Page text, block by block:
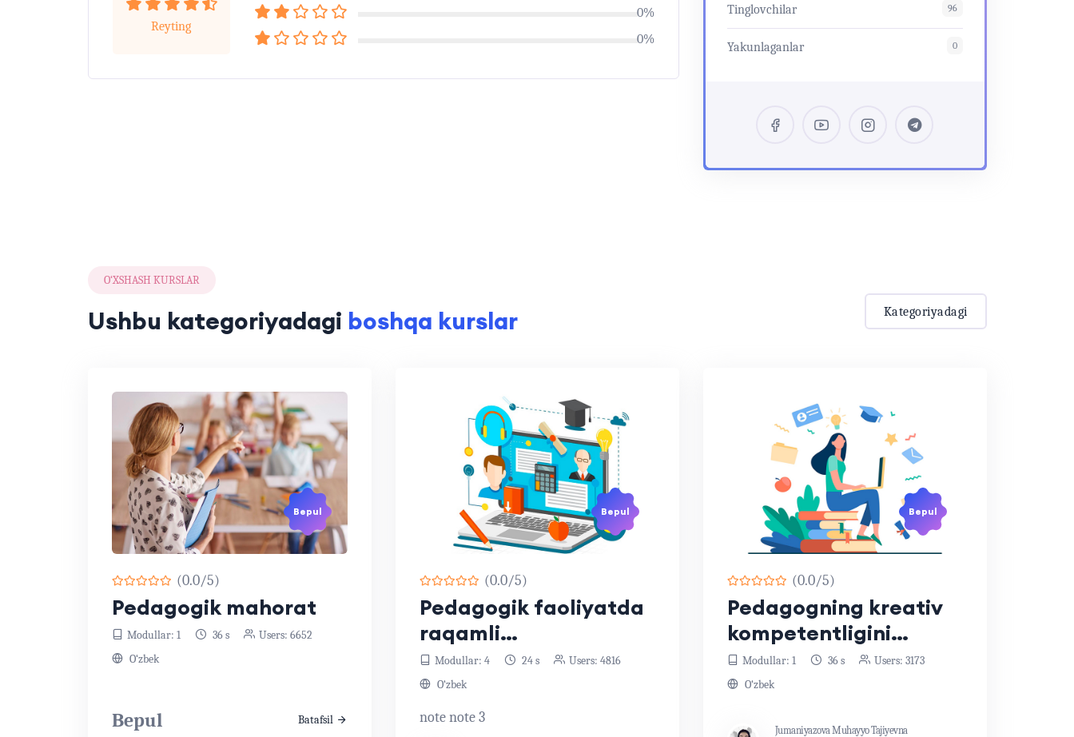
Reyting
0%
0%
Tinglovchilar 96
Yakunlaganlar 0
O‘XSHASH KURSLAR
Ushbu kategoriyadagi boshqa kurslar Kategoriyadagi
Bepul
(0.0/5)
Pedagogik mahorat
Modullar: 1 36 s
Users: 6652
O‘zbek
Bepul Batafsil
Bepul
(0.0/5)
Pedagogik faoliyatda
raqamli
kompetensiyalar
Modullar: 4 24 s
Users: 4816
O‘zbek
note note 3
Bepul
(0.0/5)
Pedagogning kreativ
kompetentligini
rivojlantirish
Modullar: 1 36 s
Users: 3173
O‘zbek
Jumaniyazova Muhayyo Tajiyevna